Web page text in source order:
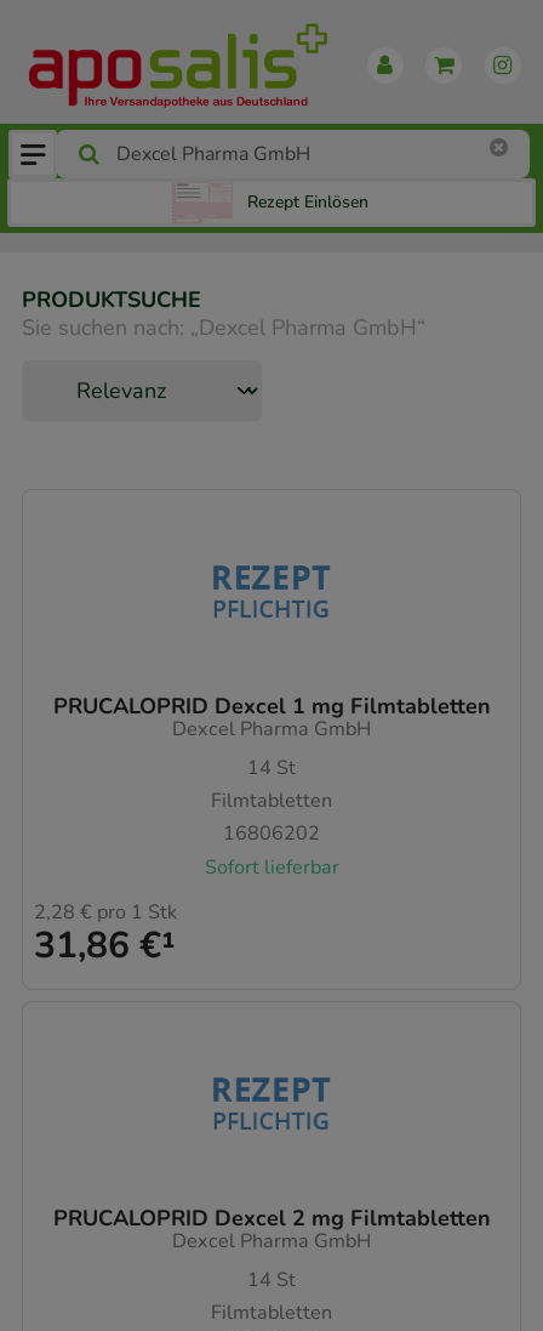
Rezept Einlösen
PRODUKTSUCHE
Sie suchen nach: „Dexcel Pharma GmbH“
PRUCALOPRID Dexcel 1 mg Filmtabletten
Dexcel Pharma GmbH
14 St
Filmtabletten
16806202
Sofort lieferbar
31,86 €¹
2,28 € pro 1 Stk
PRUCALOPRID Dexcel 2 mg Filmtabletten
Dexcel Pharma GmbH
14 St
Filmtabletten